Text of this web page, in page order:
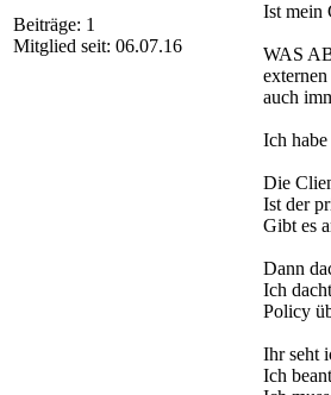
Beiträge: 1
Mitglied seit: 06.07.16
Ist mein
WAS
auch
Ich
Die
Ist der
Gibt es
Dann
Ich
Policy
Ihr seht
Ich